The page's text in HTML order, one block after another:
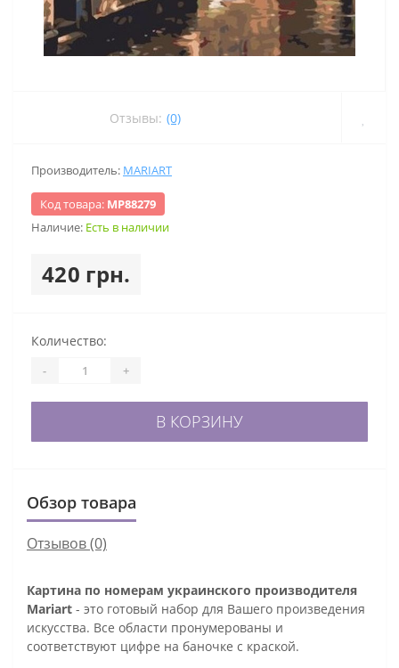
Отзывы: (0)
Производитель: MARIART
Код товара: МР88279
Наличие: Есть в наличии
420 грн.
Количество:
- +
В КОРЗИНУ
Обзор товара
Отзывов (0)
Картина по номерам украинского производителя
Mariart - это готовый набор для Вашего произведения
искусства. Все области пронумерованы и
соответствуют цифре на баночке с краской.